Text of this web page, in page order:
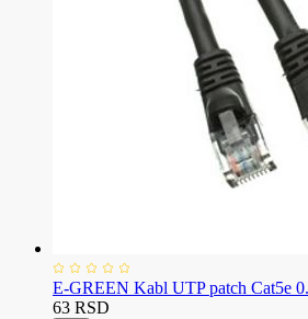
E-GREEN Kabl UTP patch Cat5e
63 RSD